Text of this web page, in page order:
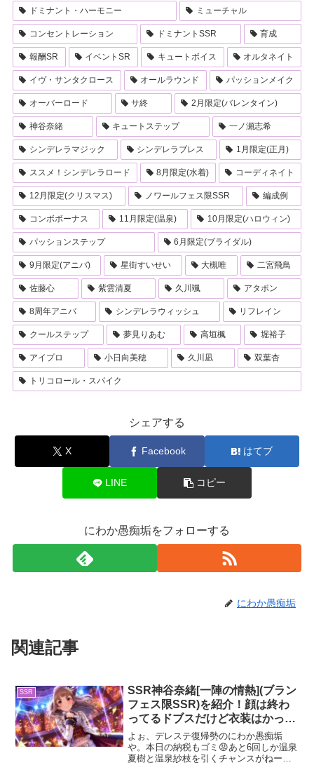
ドミナント・ハーモニー ミューチャル
コンセントレーション ドミナントSSR 育成
報酬SR イベントSR キュートボイス オルタネイト
イヴ・サンタクロース オールラウンド パッションメイク
オーバーロード サ終 2月限定(バレンタイン)
神谷奈緒 キュートステップ 一ノ瀬志希
シンデレラマジック シンデレラブレス 1月限定(正月)
ススメ！シンデレラロード 8月限定(水着) コーディネイト
12月限定(クリスマス) ノワールフェス限SSR 編成例
コンボボーナス 11月限定(温泉) 10月限定(ハロウィン)
パッションステップ 6月限定(ブライダル)
9月限定(アニバ) 星街すいせい 大槻唯 二宮飛鳥
佐藤心 紫雲清夏 久川颯 アタポン
8周年アニバ シンデレラウィッシュ リフレイン
クールステップ 夢見りあむ 高垣楓 堀裕子
アイプロ 小日向美穂 久川凪 双葉杏
トリコロール・スパイク
シェアする
X Facebook はてブ
LINE コピー
にわか愚痴垢をフォローする
にわか愚痴垢
関連記事
SSR
SSR神谷奈緒[一陣の情熱](ブラン
フェス限SSR)を紹介！顔は終わ
ってるドブスだけど衣装はかっこ
いい
よぉ、デレステ復帰勢のにわか愚痴垢
や。本日の納税もゴミ😡あと6回しか温泉
夏樹と温泉紗枝を引くチャンスがねーん